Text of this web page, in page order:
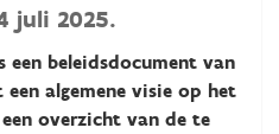
juli 2025.
een beleidsdocument van
een algemene visie op het
overzicht van de te